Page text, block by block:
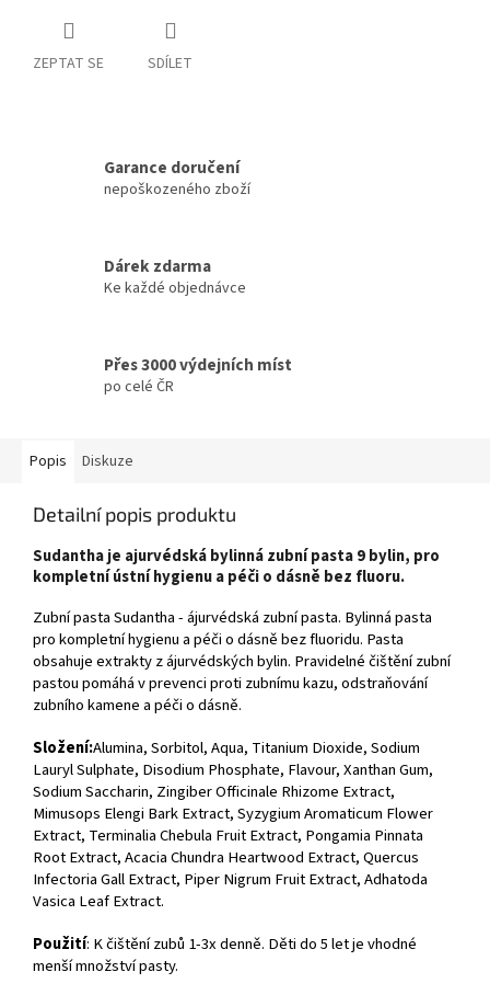
ZEPTAT SE SDÍLET
Garance doručení
nepoškozeného zboží
Dárek zdarma
Ke každé objednávce
Přes 3000 výdejních míst
po celé ČR
Popis Diskuze
Detailní popis produktu
Sudantha je ajurvédská bylinná zubní pasta 9 bylin, pro
kompletní ústní hygienu a péči o dásně bez fluoru.
Zubní pasta Sudantha - ájurvédská zubní pasta. Bylinná pasta
pro kompletní hygienu a péči o dásně bez fluoridu. Pasta
obsahuje extrakty z ájurvédských bylin. Pravidelné čištění zubní
pastou pomáhá v prevenci proti zubnímu kazu, odstraňování
zubního kamene a péči o dásně.
Složení:Alumina, Sorbitol, Aqua, Titanium Dioxide, Sodium
Lauryl Sulphate, Disodium Phosphate, Flavour, Xanthan Gum,
Sodium Saccharin, Zingiber Officinale Rhizome Extract,
Mimusops Elengi Bark Extract, Syzygium Aromaticum Flower
Extract, Terminalia Chebula Fruit Extract, Pongamia Pinnata
Root Extract, Acacia Chundra Heartwood Extract, Quercus
Infectoria Gall Extract, Piper Nigrum Fruit Extract, Adhatoda
Vasica Leaf Extract.
Použití: K čištění zubů 1-3x denně. Děti do 5 let je vhodné
menší množství pasty.